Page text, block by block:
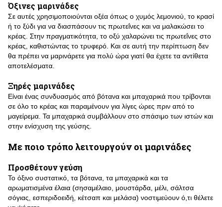
Όξινες μαρινάδες
Σε αυτές χρησιμοποιούνται οξέα όπως ο χυμός λεμονιού, το κρασί
ή το ξύδι για να διασπάσουν τις πρωτεΐνες και να μαλακώσει το
κρέας. Στην πραγματικότητα, το οξύ χαλαρώνει τις πρωτεΐνες στο
κρέας, καθιστώντας το τρυφερό. Και σε αυτή την περίπτωση δεν
θα πρέπει να μαρινάρετε για πολύ ώρα γιατί θα έχετε τα αντίθετα
αποτελέσματα.
Ξηρές μαρινάδες
Είναι ένας συνδυασμός από βότανα και μπαχαρικά που τρίβονται
σε όλο το κρέας και παραμένουν για λίγες ώρες πριν από το
μαγείρεμα. Τα μπαχαρικά συμβάλλουν στο σπάσιμο των ιστών και
στην ενίσχυση της γεύσης.
Με ποιο τρόπο λειτουργούν οι μαρινάδες
Προσθέτουν γεύση
Το όξινο συστατικό, τα βότανα, τα μπαχαρικά και τα
αρωματισμένα έλαια (σησαμέλαιο, μουστάρδα, μέλι, σάλτσα
σόγιας, εσπεριδοειδή, κέτσαπ και μελάσα) νοστιμεύουν ό,τι θέλετε